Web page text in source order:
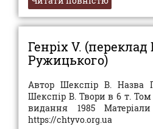
Генріх V. (переклад
Ружицького)
Автор Шекспір В. Назва
Шекспір В. Твори в 6 т. Том
видання 1985
https://chtyvo.org.ua